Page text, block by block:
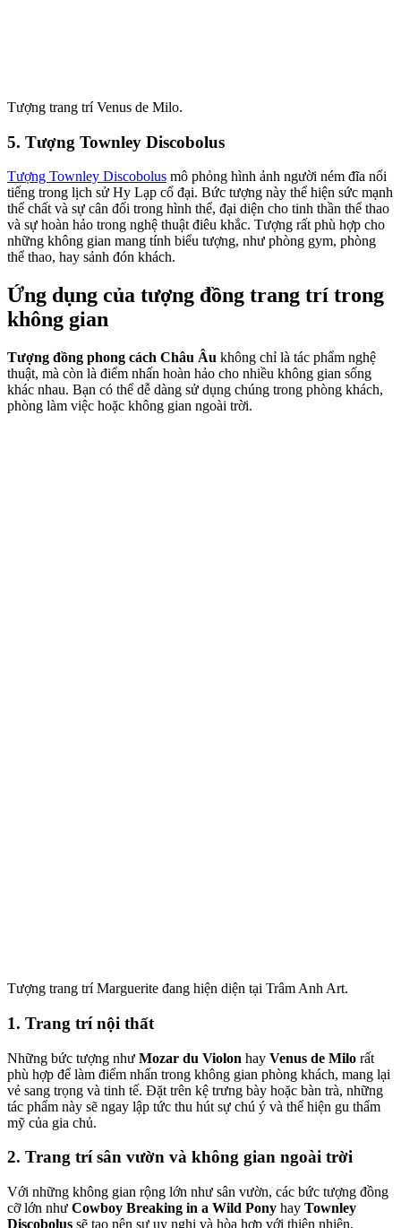
Tượng trang trí Venus de Milo.
5. Tượng Townley Discobolus
Tượng Townley Discobolus mô phỏng hình ảnh người ném đĩa nổi
tiếng trong lịch sử Hy Lạp cổ đại. Bức tượng này thể hiện sức mạnh
thể chất và sự cân đối trong hình thể, đại diện cho tinh thần thể thao
và sự hoàn hảo trong nghệ thuật điêu khắc. Tượng rất phù hợp cho
những không gian mang tính biểu tượng, như phòng gym, phòng
thể thao, hay sảnh đón khách.
Ứng dụng của tượng đồng trang trí trong
không gian
Tượng đồng phong cách Châu Âu không chỉ là tác phẩm nghệ
thuật, mà còn là điểm nhấn hoàn hảo cho nhiều không gian sống
khác nhau. Bạn có thể dễ dàng sử dụng chúng trong phòng khách,
phòng làm việc hoặc không gian ngoài trời.
Tượng trang trí Marguerite đang hiện diện tại Trâm Anh Art.
1. Trang trí nội thất
Những bức tượng như Mozar du Violon hay Venus de Milo rất
phù hợp để làm điểm nhấn trong không gian phòng khách, mang lại
vẻ sang trọng và tinh tế. Đặt trên kệ trưng bày hoặc bàn trà, những
tác phẩm này sẽ ngay lập tức thu hút sự chú ý và thể hiện gu thẩm
mỹ của gia chủ.
2. Trang trí sân vườn và không gian ngoài trời
Với những không gian rộng lớn như sân vườn, các bức tượng đồng
cỡ lớn như Cowboy Breaking in a Wild Pony hay Townley
Discobolus sẽ tạo nên sự uy nghi và hòa hợp với thiên nhiên.